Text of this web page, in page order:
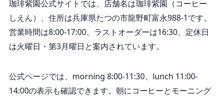
珈琲紫園公式サイトでは、店舗名は珈琲紫園（コーヒー
しえん）、住所は兵庫県たつの市龍野町富永988-1です。
営業時間は8:00-17:00、ラストオーダーは16:30、定休日
は火曜日・第3月曜日と案内されています。
公式ページでは、morning 8:00-11:30、lunch 11:00-
14:00の表示も確認できます。朝にコーヒーとモーニング